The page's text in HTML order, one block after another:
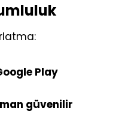
Play
güvenilir